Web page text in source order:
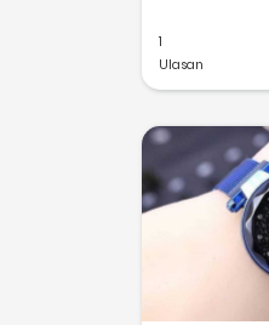
1
Ulasan